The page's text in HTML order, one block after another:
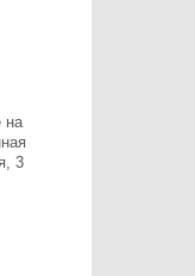
на
3